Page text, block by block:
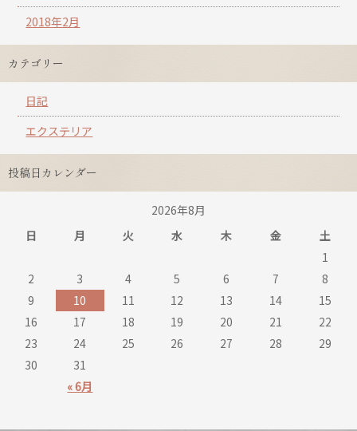
2018年2月
カテゴリー
日記
エクステリア
投稿日カレンダー
2026年8月
日
月 火 水 木 金 土
« 6月
1
2
3 4 5 6 7
8
9
10 11 12 13 14
15
16
17 18 19 20 21
22
23
24 25 26 27 28
29
30
31